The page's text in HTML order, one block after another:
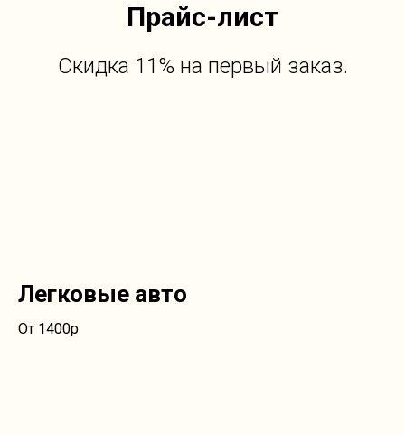
Прайс-лист
Скидка 11% на первый заказ.
Легковые авто
От 1400р